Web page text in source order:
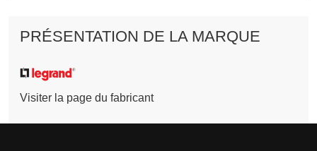
PRÉSENTATION DE LA MARQUE
Visiter la page du fabricant